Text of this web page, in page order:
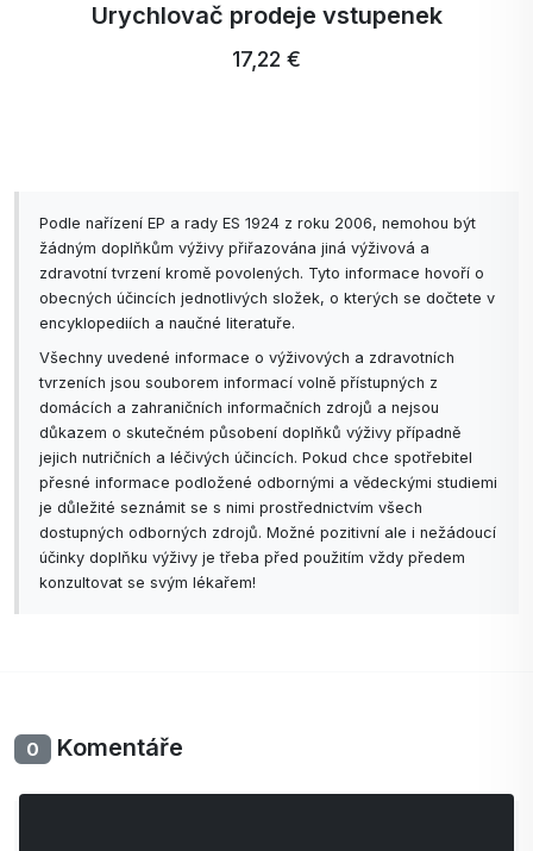
Urychlovač prodeje vstupenek
17,22 €
Podle nařízení EP a rady ES 1924 z roku 2006, nemohou být
žádným doplňkům výživy přiřazována jiná výživová a
zdravotní tvrzení kromě povolených. Tyto informace hovoří o
obecných účincích jednotlivých složek, o kterých se dočtete v
encyklopediích a naučné literatuře.
Všechny uvedené informace o výživových a zdravotních
tvrzeních jsou souborem informací volně přístupných z
domácích a zahraničních informačních zdrojů a nejsou
důkazem o skutečném působení doplňků výživy případně
jejich nutričních a léčivých účincích. Pokud chce spotřebitel
přesné informace podložené odbornými a vědeckými studiemi
je důležité seznámit se s nimi prostřednictvím všech
dostupných odborných zdrojů. Možné pozitivní ale i nežádoucí
účinky doplňku výživy je třeba před použitím vždy předem
konzultovat se svým lékařem!
0 Komentáře